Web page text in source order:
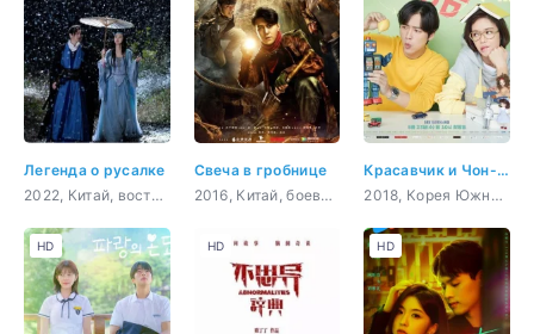
Легенда о русалке
2022, Китай, восточные единоборства, драма, фэнтези
Свеча в гробнице
2016, Китай, боевик, приключения, триллер, сверхъестественное
Красавчик и Чон-ым
2018, Корея Южная, комедия, романтика, повседневность, драма
HD HD HD